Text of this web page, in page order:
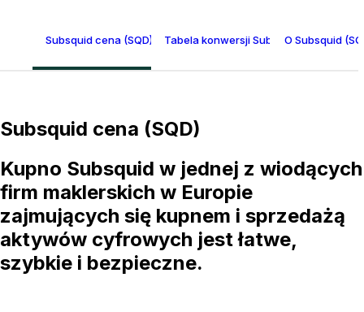
Subsquid cena (SQD) Tabela konwersji SubsquidO Subsquid
Subsquid cena (SQD)
Kupno Subsquid w jednej z wiodących
firm maklerskich w Europie
zajmujących się kupnem i sprzedażą
aktywów cyfrowych jest łatwe,
szybkie i bezpieczne.